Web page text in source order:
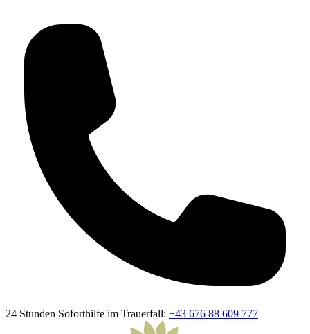
24 Stunden Soforthilfe im Trauerfall: +43 676 88 609 777